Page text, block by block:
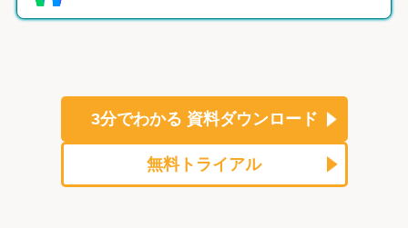
3分でわかる 資料ダウンロード
無料トライアル